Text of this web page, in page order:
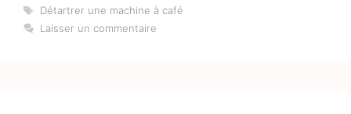
Étiquettes
Détartrer une machine à café
Laisser un commentaire